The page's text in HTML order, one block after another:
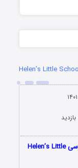
دانلود انیمیشن مدرسه کوچک هلن با دوبله فارسی Helen’s Little